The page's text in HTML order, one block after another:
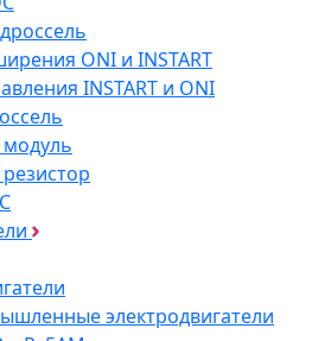
ONI и INSTART
INSTART и ONI
электродвигатели